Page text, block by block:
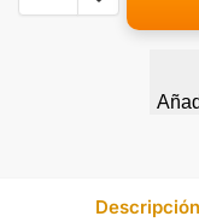
Descripción